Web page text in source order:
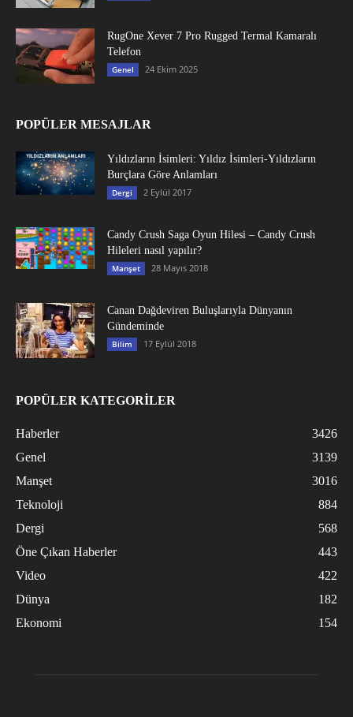
RugOne Xever 7 Pro Rugged Termal Kamaralı
Telefon
Genel 24 Ekim 2025
POPÜLER MESAJLAR
Yıldızların İsimleri: Yıldız İsimleri-Yıldızların
Burçlara Göre Anlamları
Dergi 2 Eylül 2017
Candy Crush Saga Oyun Hilesi – Candy Crush
Hileleri nasıl yapılır?
Manşet 28 Mayıs 2018
Canan Dağdeviren Buluşlarıyla Dünyanın
Gündeminde
Bilim 17 Eylül 2018
POPÜLER KATEGORİLER
Haberler
3426
Genel
3139
Manşet
3016
Teknoloji
884
Dergi
568
Öne Çıkan Haberler
443
Video
422
Dünya
182
Ekonomi
154